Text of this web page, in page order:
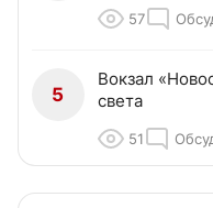
57
5
Вокзал
света
51